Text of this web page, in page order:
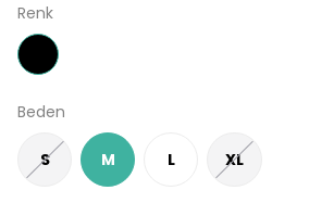
Renk
Beden
S M L XL